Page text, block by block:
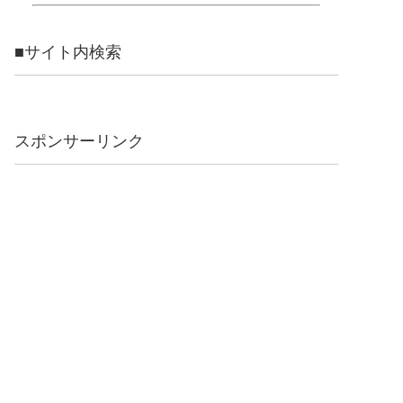
■サイト内検索
スポンサーリンク